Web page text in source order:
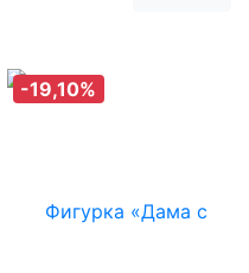
-19,10%